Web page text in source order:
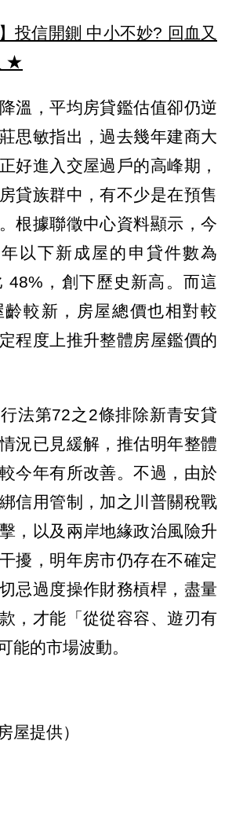
投信開鍘 中小不妙? 回血又
★
溫，平均房貸鑑估值卻仍逆
思敏指出，過去幾年建商大
好進入交屋過戶的高峰期，
貸族群中，有不少是在預售
根據聯徵中心資料顯示，今
以下新成屋的申貸件數為
48%，創下歷史新高。而這
較新，房屋總價也相對較
程度上推升整體房屋鑑價的
法第72之2條排除新青安貸
況已見緩解，推估明年整體
今年有所改善。不過，由於
信用管制，加之川普關稅戰
，以及兩岸地緣政治風險升
擾，明年房市仍存在不確定
忌過度操作財務槓桿，盡量
，才能「從從容容、遊刃有
能的市場波動。
屋提供）